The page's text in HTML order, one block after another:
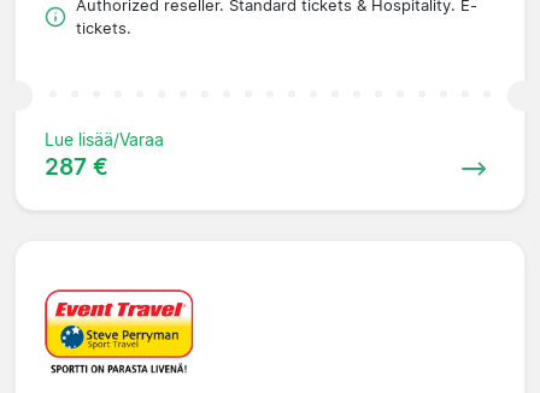
Authorized reseller. Standard tickets & Hospitality. E-
tickets.
Lue lisää/Varaa
287 €